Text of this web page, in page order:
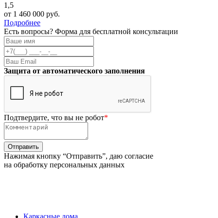
1,5
от 1 460 000 руб.
Подробнее
Есть вопросы? Форма для бесплатной консультации
Защита от автоматического заполнения
Подтвердите, что вы не робот*
Нажимая кнопку “Отправить”, даю согласие
на обработку персональных данных
Каркасные дома